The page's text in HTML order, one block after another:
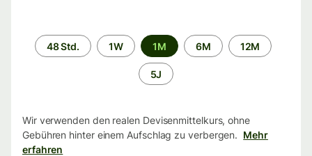
Zeitraum
48 Std. 1W 1M 6M 12M
5J
Wir verwenden den realen Devisenmittelkurs, ohne
Gebühren hinter einem Aufschlag zu verbergen. Mehr
erfahren